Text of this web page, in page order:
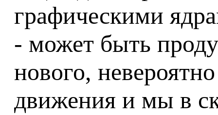
графическими
- может быть
нового,
движения и мы в